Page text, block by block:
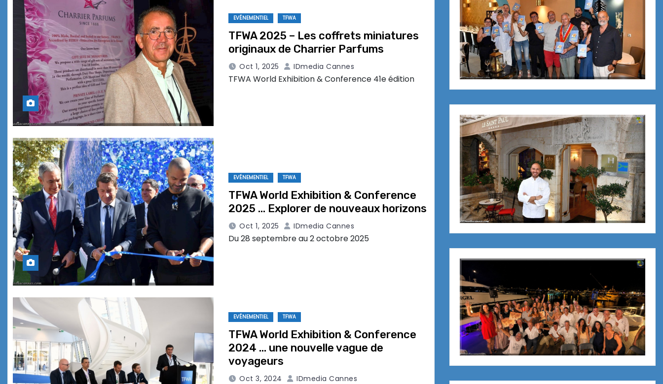
EVÉNEMENTIEL TFWA
TFWA 2025 – Les coffrets miniatures
originaux de Charrier Parfums
Oct 1, 2025 IDmedia Cannes
TFWA World Exhibition & Conference 41e édition
EVÉNEMENTIEL TFWA
TFWA World Exhibition & Conference
2025 … Explorer de nouveaux horizons
Oct 1, 2025 IDmedia Cannes
Du 28 septembre au 2 octobre 2025
EVÉNEMENTIEL TFWA
TFWA World Exhibition & Conference
2024 … une nouvelle vague de
voyageurs
Oct 3, 2024 IDmedia Cannes